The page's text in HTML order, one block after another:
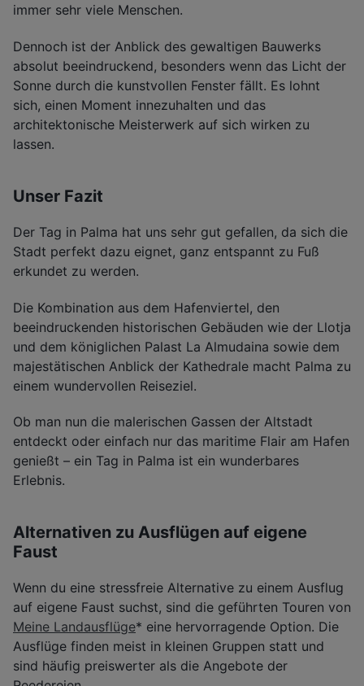
immer sehr viele Menschen.
Dennoch ist der Anblick des gewaltigen Bauwerks
absolut beeindruckend, besonders wenn das Licht der
Sonne durch die kunstvollen Fenster fällt. Es lohnt
sich, einen Moment innezuhalten und das
architektonische Meisterwerk auf sich wirken zu
lassen.
Unser Fazit
Der Tag in Palma hat uns sehr gut gefallen, da sich die
Stadt perfekt dazu eignet, ganz entspannt zu Fuß
erkundet zu werden.
Die Kombination aus dem Hafenviertel, den
beeindruckenden historischen Gebäuden wie der Llotja
und dem königlichen Palast La Almudaina sowie dem
majestätischen Anblick der Kathedrale macht Palma zu
einem wundervollen Reiseziel.
Ob man nun die malerischen Gassen der Altstadt
entdeckt oder einfach nur das maritime Flair am Hafen
genießt – ein Tag in Palma ist ein wunderbares
Erlebnis.
Alternativen zu Ausflügen auf eigene
Faust
Wenn du eine stressfreie Alternative zu einem Ausflug
auf eigene Faust suchst, sind die geführten Touren von
Meine Landausflüge* eine hervorragende Option. Die
Ausflüge finden meist in kleinen Gruppen statt und
sind häufig preiswerter als die Angebote der